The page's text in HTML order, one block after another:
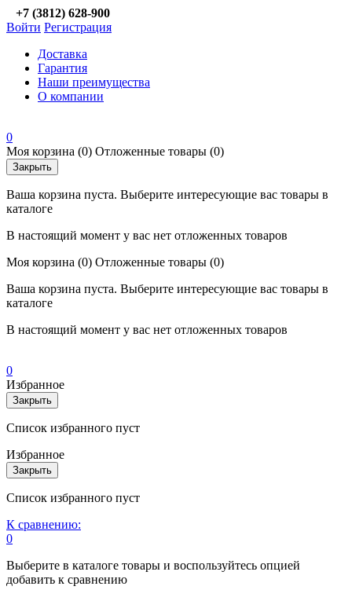
+7 (3812) 628-900
Войти Регистрация
Доставка
Гарантия
Наши преимущества
О компании
0
Моя корзина (0) Отложенные товары (0)
Закрыть
Ваша корзина пуста. Выберите интересующие вас товары в
каталоге
В настоящий момент у вас нет отложенных товаров
Моя корзина (0) Отложенные товары (0)
Ваша корзина пуста. Выберите интересующие вас товары в
каталоге
В настоящий момент у вас нет отложенных товаров
0
Избранное
Закрыть
Список избранного пуст
Избранное
Закрыть
Список избранного пуст
К сравнению:
0
Выберите в каталоге товары и воспользуйтесь опцией
добавить к сравнению